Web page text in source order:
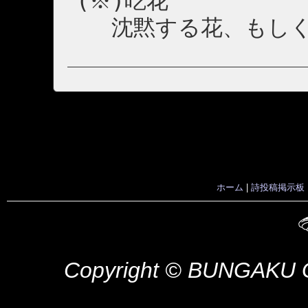
沈黙する花、もし
ホーム 詩投稿掲示板
Copyright © BUNGAKU